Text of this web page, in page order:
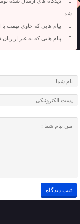
شد.
پیام هایی که حاوی تهمت یا
پیام هایی که به غیر از